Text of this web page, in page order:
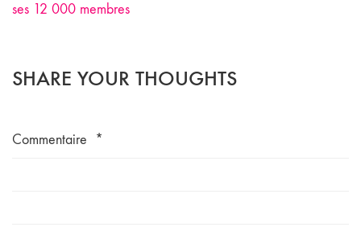
ses 12 000 membres
SHARE YOUR THOUGHTS
Commentaire *